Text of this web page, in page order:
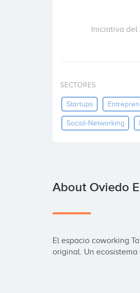
Iniciativa del
SECTORES
Startups
Social-Networking
About Oviedo
El espacio coworking
original. Un